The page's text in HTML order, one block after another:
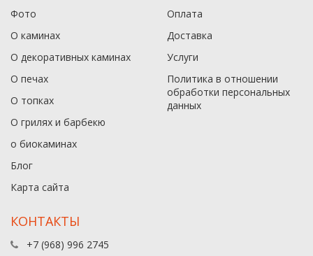
Фото
О каминах
О декоративных каминах
О печах
О топках
О грилях и барбекю
о биокаминах
Блог
Карта сайта
Оплата
Доставка
Услуги
Политика в отношении
обработки персональных
данныx
КОНТАКТЫ
+7 (968) 996 2745